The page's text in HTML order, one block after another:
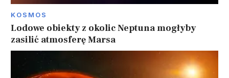
KOSMOS
Lodowe obiekty z okolic Neptuna mogłyby
zasilić atmosferę Marsa